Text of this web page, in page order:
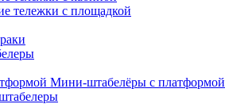
тележки с площадкой
Мини-штабелёры с платформой